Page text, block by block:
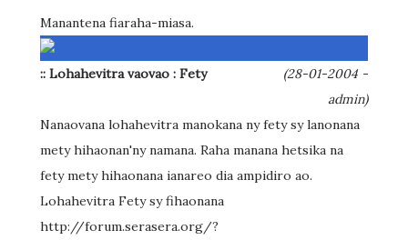
Manantena fiaraha-miasa.
:: Lohahevitra vaovao : Fety
(28-01-2004 -
admin)
Nanaovana lohahevitra manokana ny fety sy lanonana
mety hihaonan'ny namana. Raha manana hetsika na
fety mety hihaonana ianareo dia ampidiro ao.
Lohahevitra Fety sy fihaonana
http://forum.serasera.org/?